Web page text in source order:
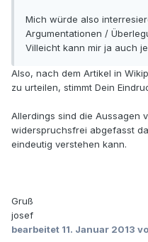
Mich würde also
Argumentationen /
Villeicht kann mir ja auch
Also, nach dem Artikel in
zu urteilen, stimmt Dein
Allerdings sind die Aussagen
widerspruchsfrei abgefasst
eindeutig verstehen kann.
Gruß
josef
bearbeitet 11. Januar 2013